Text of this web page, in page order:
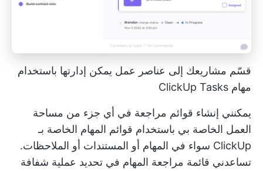
قسّم مشاريعك إلى عناصر عمل يمكن إدارتها باستخدام
مهام ClickUp Tasks
يمكنني إنشاء قوائم مراجعة في أي جزء من مساحة
العمل الخاصة بي باستخدام قوائم المهام الخاصة بـ
ClickUp سواء في المهام أو المستندات أو الملاحظات.
تساعدني قائمة مراجعة المهام في تحديد عملية شفافة